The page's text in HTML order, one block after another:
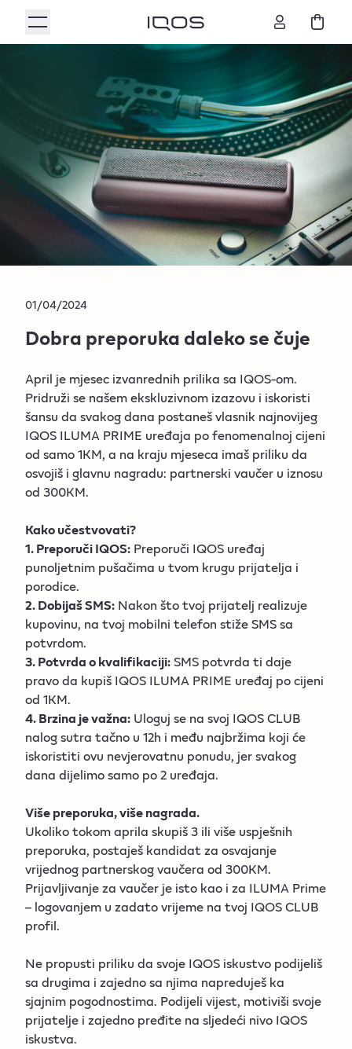
01/04/2024
Dobra preporuka daleko se čuje
April je mjesec izvanrednih prilika sa IQOS-om.
Pridruži se našem ekskluzivnom izazovu i iskoristi
šansu da svakog dana postaneš vlasnik najnovijeg
IQOS ILUMA PRIME uređaja po fenomenalnoj cijeni
od samo 1KM, a na kraju mjeseca imaš priliku da
osvojiš i glavnu nagradu: partnerski vaučer u iznosu
od 300KM.
Kako učestvovati?
1. Preporuči IQOS: Preporuči IQOS uređaj
punoljetnim pušačima u tvom krugu prijatelja i
porodice.
2. Dobijaš SMS: Nakon što tvoj prijatelj realizuje
kupovinu, na tvoj mobilni telefon stiže SMS sa
potvrdom.
3. Potvrda o kvalifikaciji:SMS potvrda ti daje
pravo da kupiš IQOS ILUMA PRIME uređaj po cijeni
od 1KM.
4. Brzina je važna: Uloguj se na svoj IQOS CLUB
nalog sutra tačno u 12h i među najbržima koji će
iskoristiti ovu nevjerovatnu ponudu, jer svakog
dana dijelimo samo po 2 uređaja.
Više preporuka, više nagrada.
Ukoliko tokom aprila skupiš 3 ili više uspješnih
preporuka, postaješ kandidat za osvajanje
vrijednog partnerskog vaučera od 300KM.
Prijavljivanje za vaučer je isto kao i za ILUMA Prime
– logovanjem u zadato vrijeme na tvoj IQOS CLUB
profil.
Ne propusti priliku da svoje IQOS iskustvo podijeliš
sa drugima i zajedno sa njima napreduješ ka
sjajnim pogodnostima. Podijeli vijest, motiviši svoje
prijatelje i zajedno pređite na sljedeći nivo IQOS
iskustva.